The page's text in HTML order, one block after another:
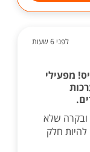
לפני 6 שעות
מפעילי
ובקרה שלא
להיות חלק